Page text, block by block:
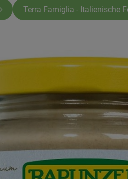
Terra Famiglia - Italienische